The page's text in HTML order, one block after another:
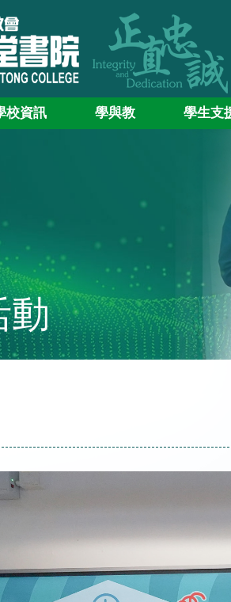
校資訊 學與教 學生支
動